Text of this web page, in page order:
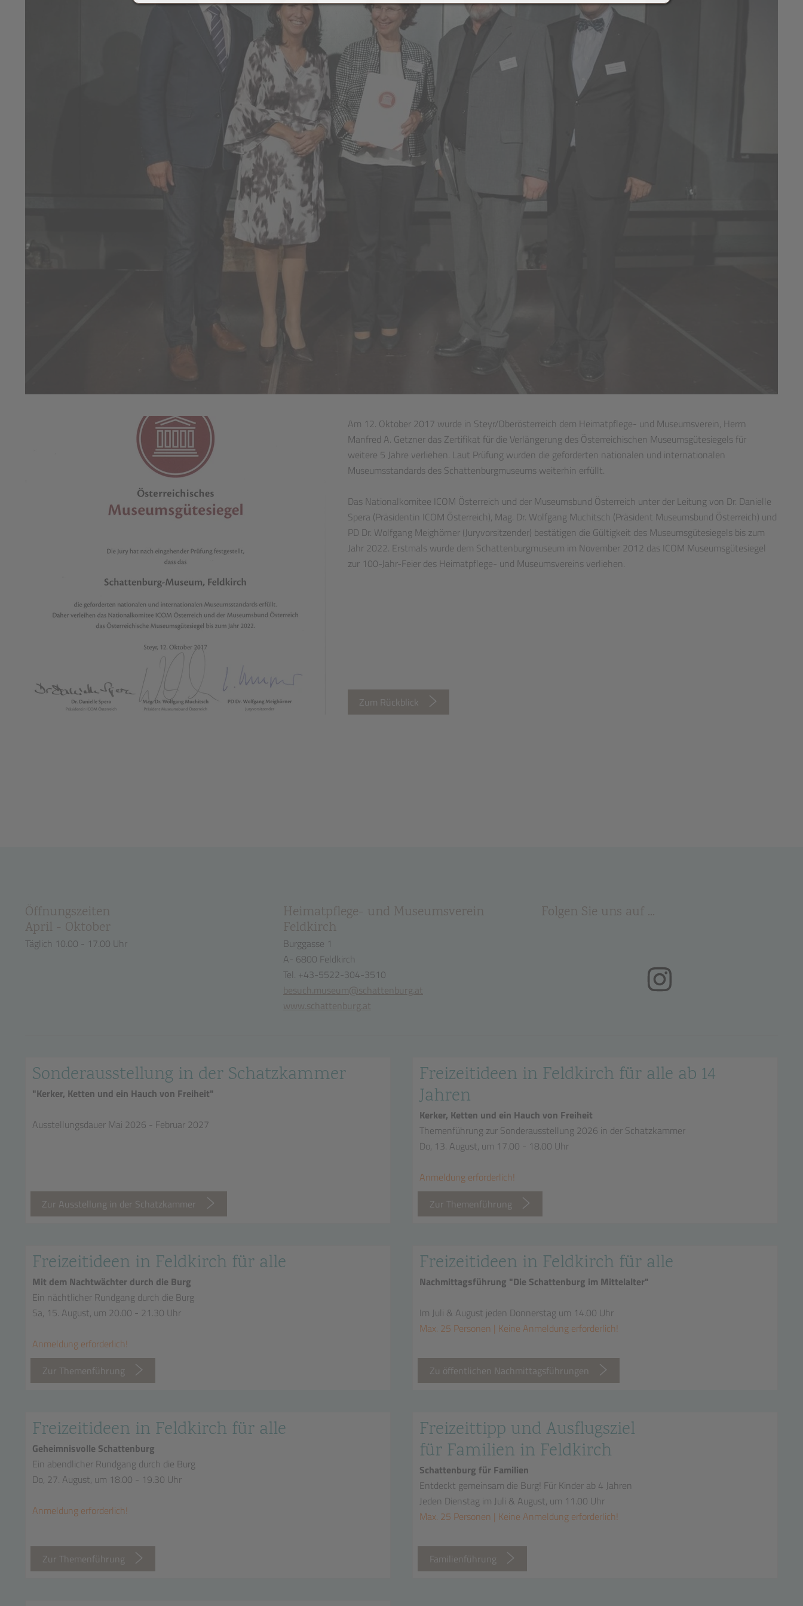
Am 12. Oktober 2017 wurde in Steyr/Oberösterreich dem Heimatpflege- und Museumsverein, Herrn
Manfred A. Getzner das Zertifikat für die Verlängerung des Österreichischen Museumsgütesiegels für
weitere 5 Jahre verliehen. Laut Prüfung wurden die geforderten nationalen und internationalen
Museumsstandards des Schattenburgmuseums weiterhin erfüllt.
Das Nationalkomitee ICOM Österreich und der Museumsbund Österreich unter der Leitung von Dr. Danielle
Spera (Präsidentin ICOM Österreich), Mag. Dr. Wolfgang Muchitsch (Präsident Museumsbund Österreich) und
PD Dr. Wolfgang Meighörner (Juryvorsitzender) bestätigen die Gültigkeit des Museumsgütesiegels bis zum
Jahr 2022. Erstmals wurde dem Schattenburgmuseum im November 2012 das ICOM Museumsgütesiegel
zur 100-Jahr-Feier des Heimatpflege- und Museumsvereins verliehen.
Zum Rückblick
Öffnungszeiten
April - Oktober
Täglich 10.00 - 17.00 Uhr
Heimatpflege- und Museumsverein
Feldkirch
Burggasse 1
A- 6800 Feldkirch
Tel. +43-5522-304-3510
besuch.museum@schattenburg.at
www.schattenburg.at
Folgen Sie uns auf ...
Sonderausstellung in der Schatzkammer
"Kerker, Ketten und ein Hauch von Freiheit"
Ausstellungsdauer Mai 2026 - Februar 2027
Zur Ausstellung in der Schatzkammer
Freizeitideen in Feldkirch für alle ab 14
Jahren
Kerker, Ketten und ein Hauch von Freiheit
Themenführung zur Sonderausstellung 2026 in der Schatzkammer
Do, 13. August, um 17.00 - 18.00 Uhr
Anmeldung erforderlich!
Zur Themenführung
Freizeitideen in Feldkirch für alle
Mit dem Nachtwächter durch die Burg
Ein nächtlicher Rundgang durch die Burg
Sa, 15. August, um 20.00 - 21.30 Uhr
Anmeldung erforderlich!
Zur Themenführung
Freizeitideen in Feldkirch für alle
Nachmittagsführung "Die Schattenburg im Mittelalter"
Im Juli & August jeden Donnerstag um 14.00 Uhr
Max. 25 Personen | Keine Anmeldung erforderlich!
Zu öffentlichen Nachmittagsführungen
Freizeitideen in Feldkirch für alle
Geheimnisvolle Schattenburg
Ein abendlicher Rundgang durch die Burg
Do, 27. August, um 18.00 - 19.30 Uhr
Anmeldung erforderlich!
Zur Themenführung
Freizeittipp und Ausflugsziel
für Familien in Feldkirch
Schattenburg für Familien
Entdeckt gemeinsam die Burg! Für Kinder ab 4 Jahren
Jeden Dienstag im Juli & August, um 11.00 Uhr
Max. 25 Personen | Keine Anmeldung erforderlich!
Familienführung